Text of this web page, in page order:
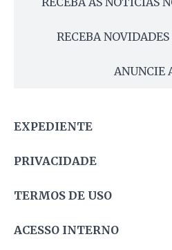
RECEBA
ANUNCIE
EXPEDIENTE
PRIVACIDADE
TERMOS DE USO
ACESSO INTERNO